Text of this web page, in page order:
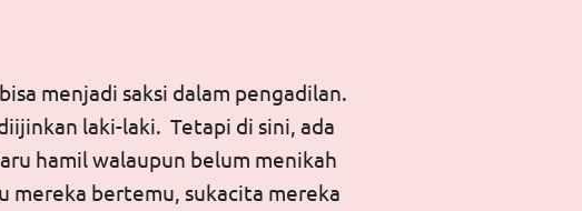
menjadi saksi dalam pengadilan.
laki-laki. Tetapi di sini, ada
hamil walaupun belum menikah
mereka bertemu, sukacita mereka